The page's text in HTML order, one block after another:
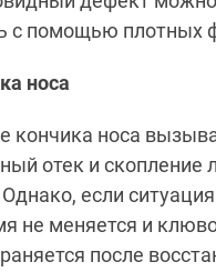
с помощью плотных
носа
кончика носа
отек и
если ситуация
не меняется и
после